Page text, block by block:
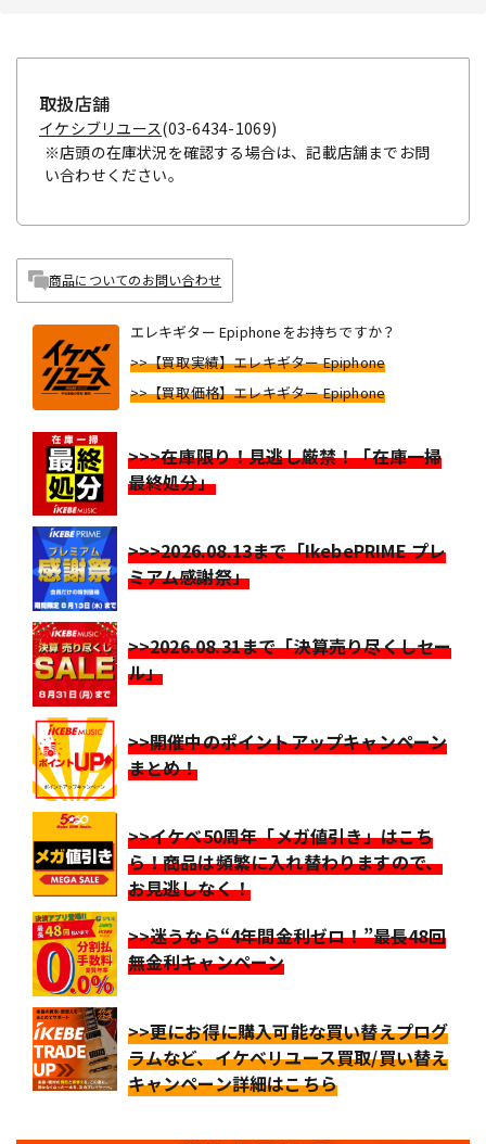
取扱店舗
イケシブリユース(03-6434-1069)
※店頭の在庫状況を確認する場合は、記載店舗までお問
い合わせください。
商品についてのお問い合わせ
エレキギター Epiphoneをお持ちですか？
>>【買取実績】エレキギター Epiphone
>>【買取価格】エレキギター Epiphone
>>>在庫限り！見逃し厳禁！「在庫一掃
最終処分」
>>>2026.08.13まで「IkebePRIME プレ
ミアム感謝祭」
>>2026.08.31まで「決算売り尽くしセー
ル」
>>開催中のポイントアップキャンペーン
まとめ！
>>イケベ50周年「メガ値引き」はこち
ら！商品は頻繁に入れ替わりますので、
お見逃しなく！
>>迷うなら“4年間金利ゼロ！”最長48回
無金利キャンペーン
>>更にお得に購入可能な買い替えプログ
ラムなど、イケベリユース買取/買い替え
キャンペーン詳細はこちら